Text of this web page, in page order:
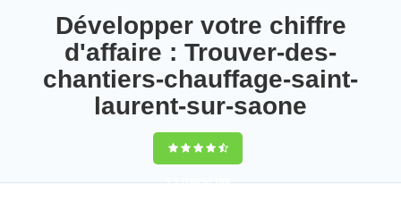
Développer votre chiffre
d'affaire : Trouver-des-
chantiers-chauffage-saint-
laurent-sur-saone
9,5(100%)108